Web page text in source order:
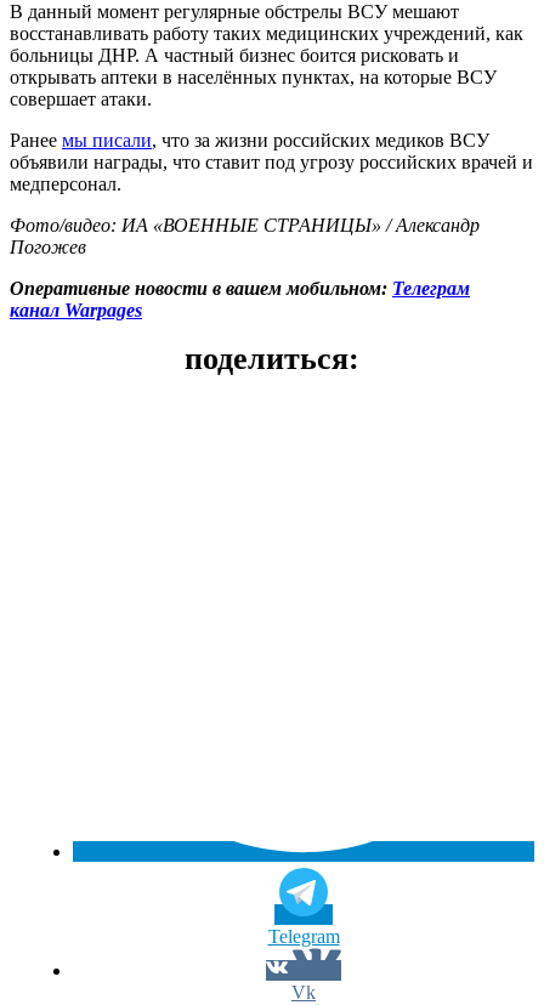
В данный момент регулярные обстрелы ВСУ мешают
восстанавливать работу таких медицинских учреждений, как
больницы ДНР. А частный бизнес боится рисковать и
открывать аптеки в населённых пунктах, на которые ВСУ
совершает атаки.
Ранее мы писали, что за жизни российских медиков ВСУ
объявили награды, что ставит под угрозу российских врачей и
медперсонал.
Фото/видео: ИА «ВОЕННЫЕ СТРАНИЦЫ» / Александр
Погожев
Оперативные новости в вашем мобильном: Телеграм
канал Warpages
поделиться:
Telegram
Vk